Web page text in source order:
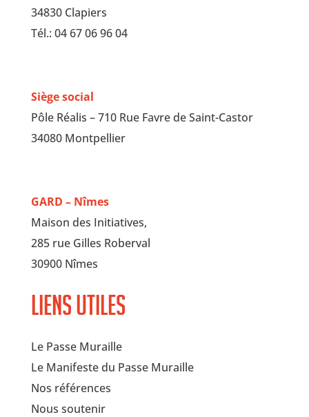
34830 Clapiers
Tél.: 04 67 06 96 04
Siège social
Pôle Réalis – 710 Rue Favre de Saint-Castor
34080 Montpellier
GARD – Nîmes
Maison des Initiatives,
285 rue Gilles Roberval
30900 Nîmes
Liens utiles
Le Passe Muraille
Le Manifeste du Passe Muraille
Nos références
Nous soutenir